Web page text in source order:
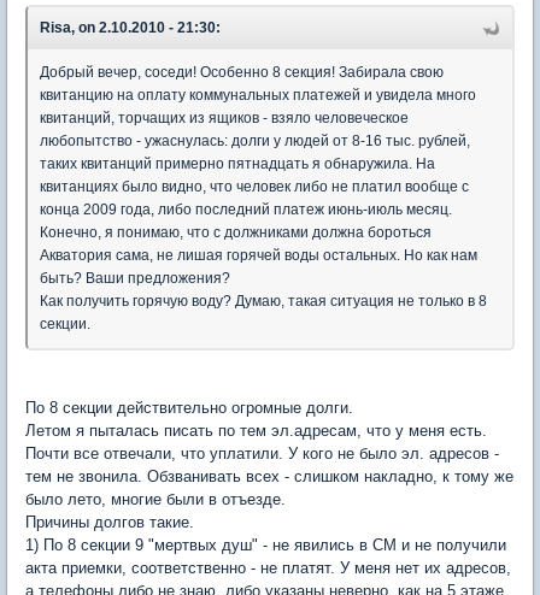
Risa, on 2.10.2010 - 21:30:
Добрый вечер, соседи! Особенно 8 секция! Забирала свою
квитанцию на оплату коммунальных платежей и увидела много
квитанций, торчащих из ящиков - взяло человеческое
любопытство - ужаснулась: долги у людей от 8-16 тыс. рублей,
таких квитанций примерно пятнадцать я обнаружила. На
квитанциях было видно, что человек либо не платил вообще с
конца 2009 года, либо последний платеж июнь-июль месяц.
Конечно, я понимаю, что с должниками должна бороться
Акватория сама, не лишая горячей воды остальных. Но как нам
быть? Ваши предложения?
Как получить горячую воду? Думаю, такая ситуация не только в 8
секции.
По 8 секции действительно огромные долги.
Летом я пыталась писать по тем эл.адресам, что у меня есть.
Почти все отвечали, что уплатили. У кого не было эл. адресов -
тем не звонила. Обзванивать всех - слишком накладно, к тому же
было лето, многие были в отъезде.
Причины долгов такие.
1) По 8 секции 9 "мертвых душ" - не явились в СМ и не получили
акта приемки, соответственно - не платят. У меня нет их адресов,
а телефоны либо не знаю, либо указаны неверно, как на 5 этаже